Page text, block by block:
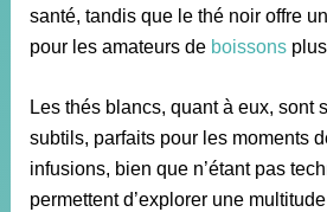
santé, tandis que le thé noir offre
pour les amateurs de boissonsplus
Les thés blancs, quant à eux, sont
subtils, parfaits pour les moments
infusions, bien que n’étant pas
permettent d’explorer une